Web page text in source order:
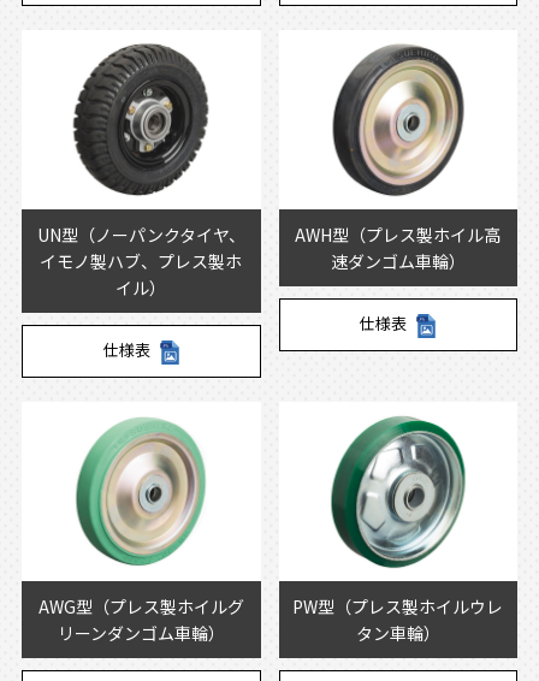
UN型（ノーパンクタイヤ、
イモノ製ハブ、プレス製ホ
イル）
仕様表
AWH型（プレス製ホイル高
速ダンゴム車輪）
仕様表
AWG型（プレス製ホイルグ
リーンダンゴム車輪）
PW型（プレス製ホイルウレ
タン車輪）